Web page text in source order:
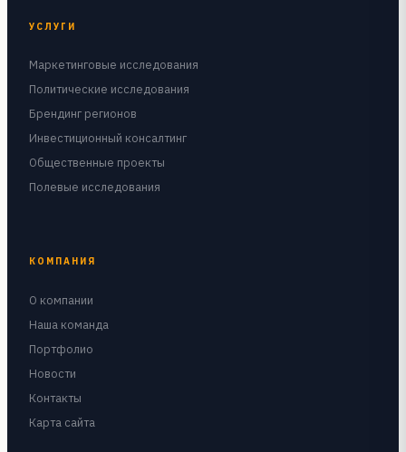
УСЛУГИ
Маркетинговые исследования
Политические исследования
Брендинг регионов
Инвестиционный консалтинг
Общественные проекты
Полевые исследования
КОМПАНИЯ
О компании
Наша команда
Портфолио
Новости
Контакты
Карта сайта